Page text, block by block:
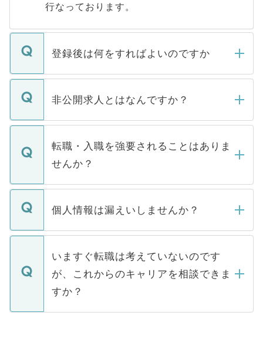
行なっております。
登録後は何をすればよいのですか
ご登録いただきましたら、弊社担当者がご
登録内容を確認し、その後メールもしくは
ます。通常、5営業日以内にはご連絡をせて
いただきますので、しばらくお待ちくださ
非公開求人とはなんですか？
マイナビDOCTORで取り扱っている求人の
うち約3割は、Webサイトからご覧いただ
けない「非公開求人」です。非公開求人は
下記の理由によって、一般には公開してい
ません。
■応募殺到を避けるため 人気のある医療機
関を公にしてしまうと、応募が殺到する場
に、医療機関が求める条件に合った人材の
みを人材紹介会社に依頼するケースが増え
ています。
転職・入職を強要されることはありま
せんか？
転職・入職を強要することは一切ありませ
ん。また、仮に応募先から内定をいただい
定を承諾する必要はありません。内定先へ
の辞退の連絡はキャリアパートナーが行い
個人情報は漏えいしませんか？
個人情報が漏えいすることはありませんの
で、ご安心ください。当サイトからの登録
などで収集したご登録者様の個人情報は、
ご本人のキャリアアップおよび転職活動の
支援を目的に使用いたします。お預かりし
ているすべての個人データはご本人の許可
いますぐ転職は考えていないのです
が、これからのキャリアを相談できま
すか？